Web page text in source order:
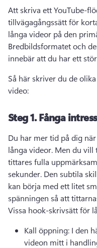
Att skriva ett YouTube-
tillvägagångssätt för
Bredbildsformatet och
innebär att du har ett
Så här skriver du de
video:
Steg 1.Fånga
Du har mer tid på dig
långa videor. Men du vill
tittares fulla
sekunder. Den subtila
kan börja med ett litet
Vissa hook-skrivsätt för
Kall öppning: I den
videon mitt i